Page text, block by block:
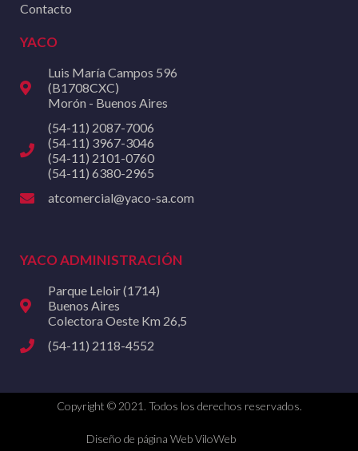
Contacto
YACO
Luis María Campos 596
(B1708CXC)
Morón - Buenos Aires
(54-11) 2087-7006
(54-11) 3967-3046
(54-11) 2101-0760
(54-11) 6380-2965
atcomercial@yaco-sa.com
YACO ADMINISTRACIÓN
Parque Leloir (1714)
Buenos Aires
Colectora Oeste Km 26,5
(54-11) 2118-4552
Copyright © 2021. Todos los derechos reservados.
Diseño de página Web ViloWeb